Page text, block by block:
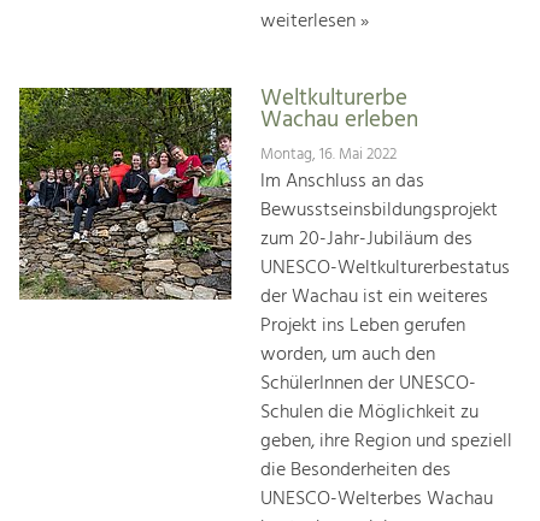
weiterlesen »
Weltkulturerbe
Wachau erleben
Montag, 16. Mai 2022
Im Anschluss an das
Bewusstseinsbildungsprojekt
zum 20-Jahr-Jubiläum des
UNESCO-Weltkulturerbestatus
der Wachau ist ein weiteres
Projekt ins Leben gerufen
worden, um auch den
SchülerInnen der UNESCO-
Schulen die Möglichkeit zu
geben, ihre Region und speziell
die Besonderheiten des
UNESCO-Welterbes Wachau